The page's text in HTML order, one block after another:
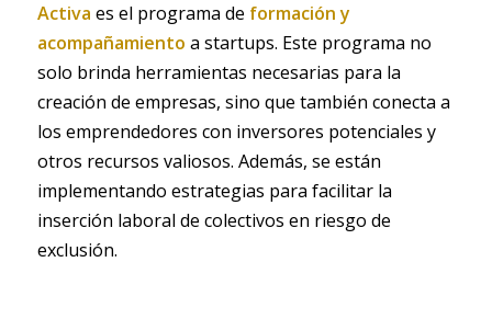
Activa es el programa de formación y
acompañamiento a startups. Este programa no
solo brinda herramientas necesarias para la
creación de empresas, sino que también conecta a
los emprendedores con inversores potenciales y
otros recursos valiosos. Además, se están
implementando estrategias para facilitar la
inserción laboral de colectivos en riesgo de
exclusión.